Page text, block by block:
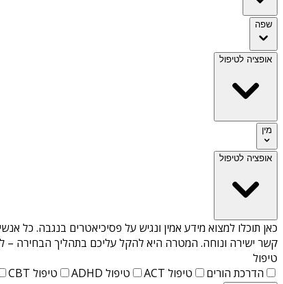
שפה
אופציה לטיפול
מין
אופציה לטיפול
כאן תוכלו למצוא מידע אמין ונגיש על פסיכיאטרים בנגבה. כל
קשר ישירה ונוחה. המטרה היא להקל עליכם בתהליך הבחירה –
טיפול
הדרכת הורים
טיפול ACT טיפול ADHD טיפול CBT